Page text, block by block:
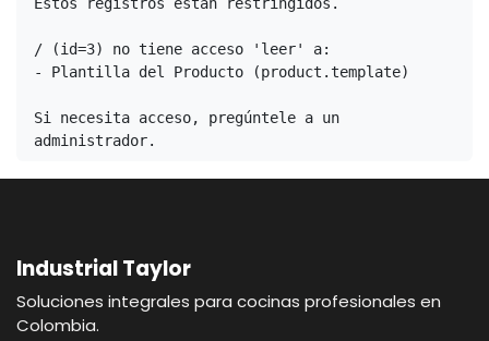
/ (id=3) no tiene acceso 'leer' a:
- Plantilla del Producto (product.template)
Si necesita acceso, pregúntele a un
administrador.
Industrial Taylor
Soluciones integrales para cocinas profesionales en
Colombia.